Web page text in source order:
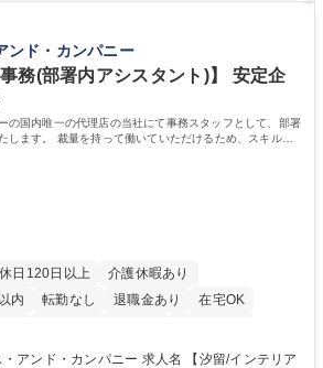
★【未経験歓迎】AIで製
イドセールス
ードナーチャリングに関する知見 ・データを
：大学院 大学 高専 短
資格：
ンド・カンパニー
務(部署内アシスタント)】 安定企
の国内唯一の代理店の当社にて事務スタッフとして、部署
します。 裁量を持って働いていただけるため、スキルア
日120日以上
介護休暇あり
内
転勤なし 退職金あり
在宅OK
み
パニー 求人名 【汐留/インテリア